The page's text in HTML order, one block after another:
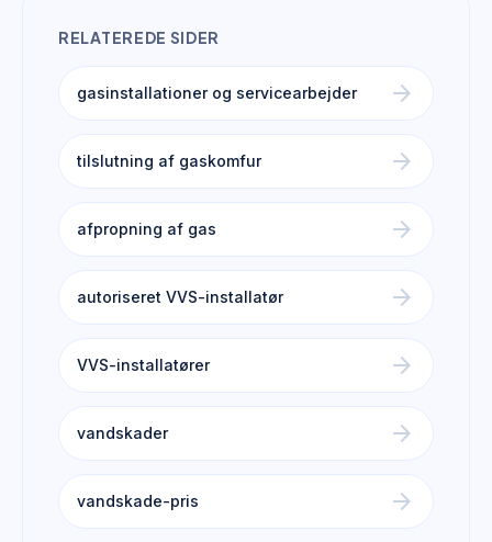
RELATEREDE SIDER
gasinstallationer og servicearbejder arrow_forward
tilslutning af gaskomfur arrow_forward
afpropning af gas arrow_forward
autoriseret VVS-installatør arrow_forward
VVS-installatører arrow_forward
vandskader arrow_forward
vandskade-pris arrow_forward